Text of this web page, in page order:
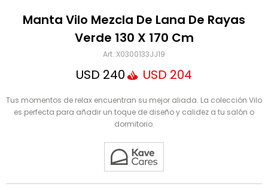
Manta Vilo Mezcla De Lana De Rayas
Verde 130 X 170 Cm
X0300133JJ19
USD 240 USD 204
Tus momentos de relax encuentran su mejor aliada. La colección Vilo
es perfecta para añadir un toque de diseño y calidez a tu salón o
dormitorio.